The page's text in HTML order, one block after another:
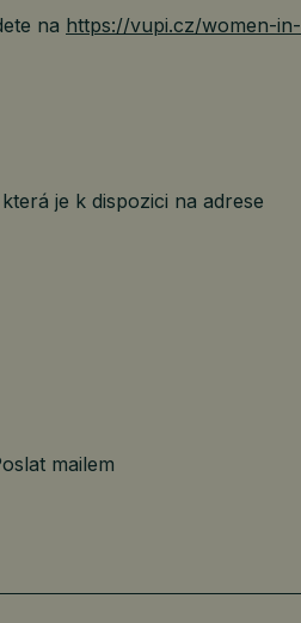
na https://vupi.cz/women-in-
je k dispozici na adrese
mailem